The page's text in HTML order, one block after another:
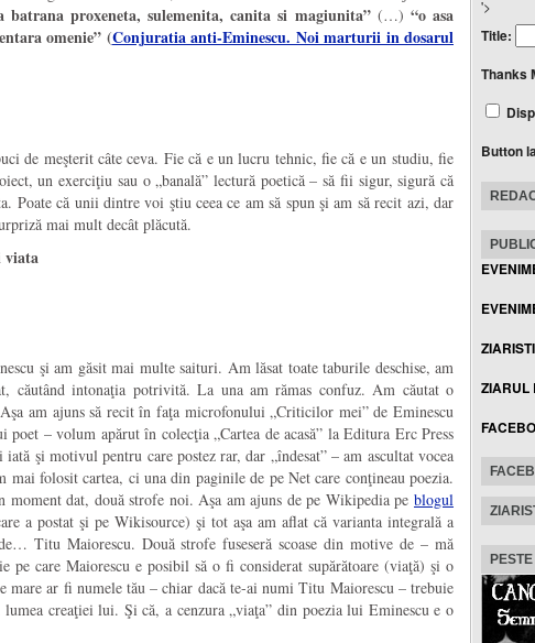
batrana proxeneta, sulemenita, canita si magiunita”(…) “o asa
omenie” (Conjuratia anti-Eminescu. Noi marturii in dosarul
de meşterit câte ceva. Fie că e un lucru tehnic, fie că e un studiu, fie
un exerciţiu sau o „banală” lectură poetică – să fii sigur, sigură că
Poate că unii dintre voi ştiu ceea ce am să spun şi am să recit azi, dar
mai mult decât plăcută.
viata
şi am găsit mai multe saituri. Am lăsat toate taburile deschise, am
căutând intonaţia potrivită. La una am rămas confuz. Am căutat o
am ajuns să recit în faţa microfonului „Criticilor mei” de Eminescu
– volum apărut în colecţia „Cartea de acasă” la Editura Erc Press
şi motivul pentru care postez rar, dar „îndesat” – am ascultat vocea
folosit cartea, ci una din paginile de pe Net care conţineau poezia.
moment dat, două strofe noi. Aşa am ajuns de pe Wikipedia pe blogul
a postat şi pe Wikisource) şi tot aşa am aflat că varianta integrală a
Titu Maiorescu. Două strofe fuseseră scoase din motive de – mă
pe care Maiorescu e posibil să o fi considerat supărătoare (viaţă) şi o
mare ar fi numele tău – chiar dacă te-ai numi Titu Maiorescu – trebuie
creaţiei lui. Şi că, a cenzura „viaţa” din poezia lui Eminescu e o
'>
Title:
Thanks
Button
ZIARUL